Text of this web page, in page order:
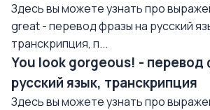
Здесь вы можете узнать про
great - перевод фразы на русский
транскрипция, п...
You look gorgeous! - перевод
русский язык, транскрипция
Здесь вы можете узнать про